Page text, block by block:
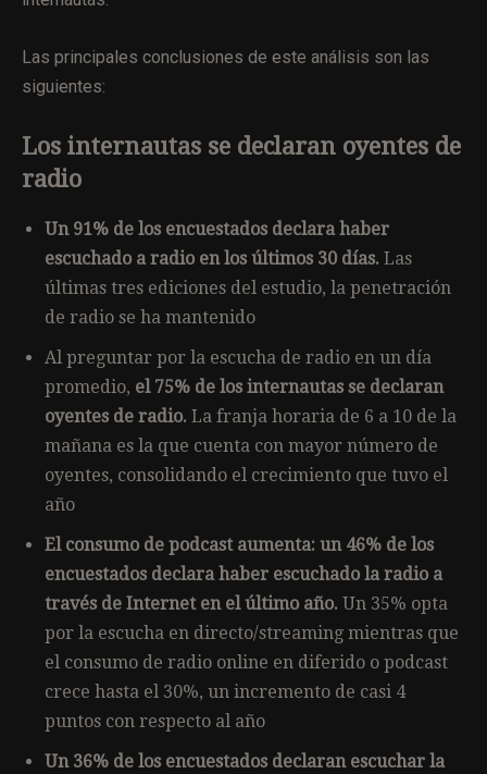
Las principales conclusiones de este análisis son las
siguientes:
Los internautas se declaran oyentes de
radio
Un 91% de los encuestados declara haber
escuchado a radio en los últimos 30 días. Las
últimas tres ediciones del estudio, la penetración
de radio se ha mantenido
Al preguntar por la escucha de radio en un día
promedio, el 75% de los internautas se declaran
oyentes de radio. La franja horaria de 6 a 10 de la
mañana es la que cuenta con mayor número de
oyentes, consolidando el crecimiento que tuvo el
año
El consumo de podcast aumenta: un 46% de los
encuestados declara haber escuchado la radio a
través de Internet en el último año. Un 35% opta
por la escucha en directo/streaming mientras que
el consumo de radio online en diferido o podcast
crece hasta el 30%, un incremento de casi 4
puntos con respecto al año
Un 36% de los encuestados declaran escuchar la